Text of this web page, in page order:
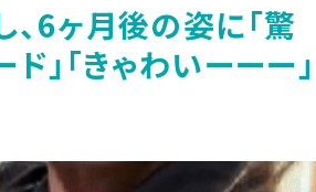
6ヶ月後の姿に「驚
」「きゃわいーーー」